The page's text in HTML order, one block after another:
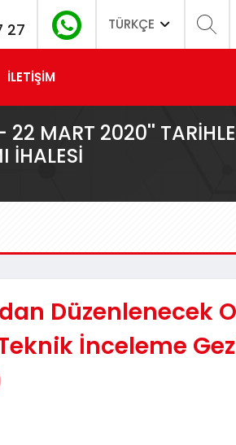
27 TÜRKÇE
İLETİŞİM
22 MART 2020''
İHALESI
Düzenlenecek
İnceleme